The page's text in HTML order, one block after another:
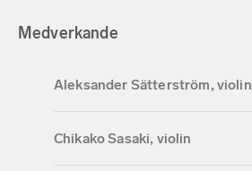
Medverkande
Aleksander Sätterström, violin
Chikako Sasaki, violin